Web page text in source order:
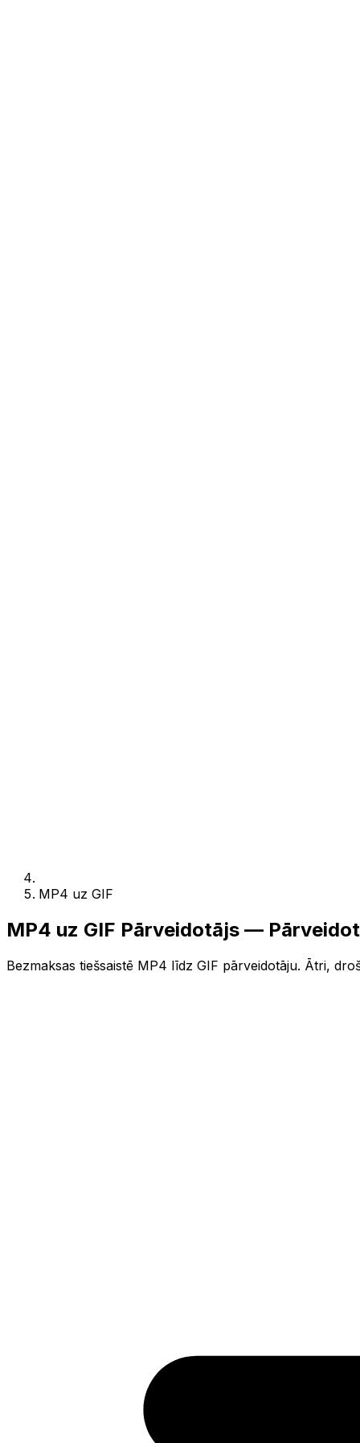
MP4 uz GIF
MP4 uz GIF Pārveidotājs —
Bezmaksas tiešsaistē MP4 līdz GIF pārveidotāju. Ātri,